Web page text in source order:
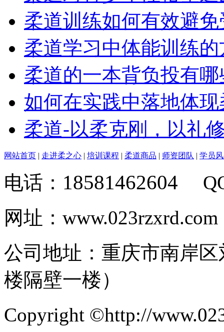
柔道训练如何有效避免
柔道学习中体能训练
柔道的一本背负投有
如何在实践中落地体
柔道-以柔克刚，以礼
网站首页 走进柔之心 培训课程 柔道商品 师资团队 学员
电话： 18581462604
网址：www.023rzxrd.com
公司地址：重庆市南岸
楼隔壁一楼）
Copyright ©http://